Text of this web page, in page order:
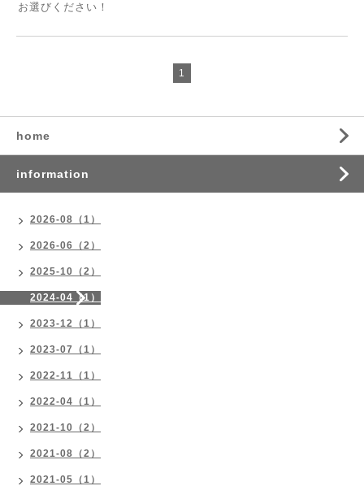
お選びください！
1
home
information
2026-08（1）
2026-06（2）
2025-10（2）
2024-04（1）
2023-12（1）
2023-07（1）
2022-11（1）
2022-04（1）
2021-10（2）
2021-08（2）
2021-05（1）